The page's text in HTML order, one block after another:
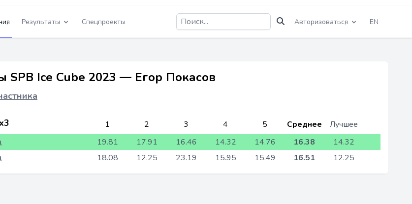
Результаты Спецпроекты Авторизоваться EN
SPB Ice Cube 2023 — Егор Покасов
1 2 3 4 5 Среднее
Лучшее
19.81 17.91 16.46 14.32 14.76 16.38
14.32
18.08 12.25 23.19 15.95 15.49 16.51 12.25